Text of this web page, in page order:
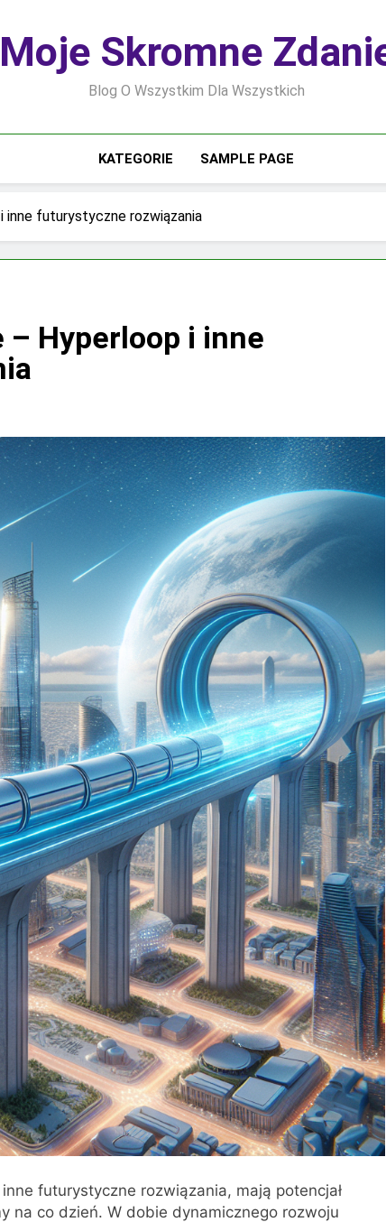
Moje Skromne
Blog O Wszystkim Dla Wszystkich
KATEGORIE SAMPLE PAGE
futurystyczne rozwiązania
Hyperloop i inne
futurystyczne rozwiązania, mają potencjał
na co dzień. W dobie dynamicznego rozwoju